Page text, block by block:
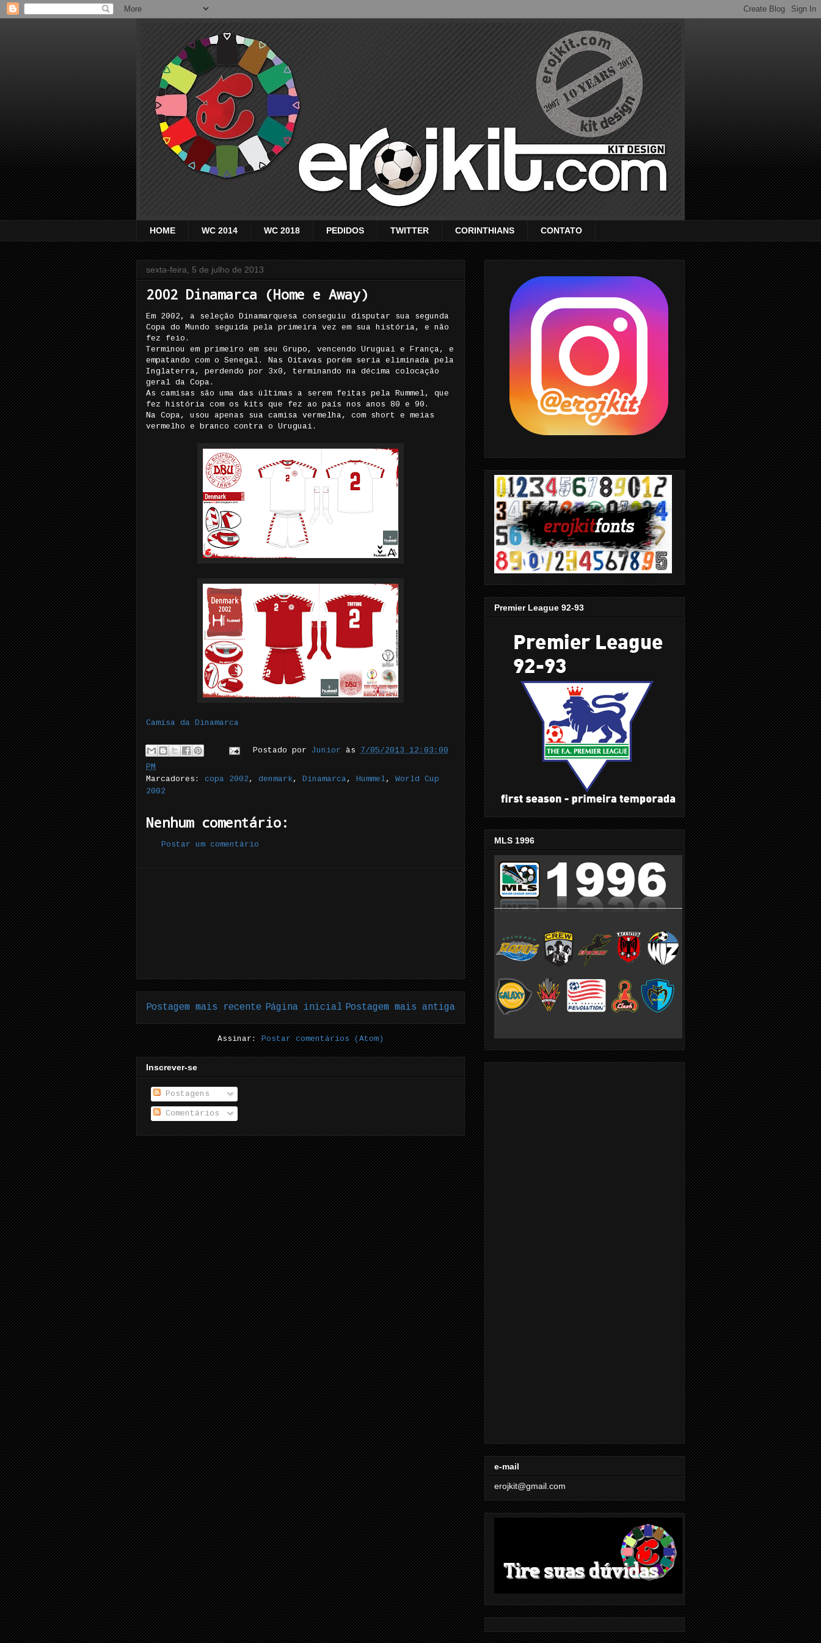
HOME WC 2014 WC 2018 PEDIDOS TWITTER CORINTHIANS CONTATO
sexta-feira, 5 de julho de 2013
2002 Dinamarca (Home e Away)
Em 2002, a seleção Dinamarquesa conseguiu disputar sua segunda
Copa do Mundo seguida pela primeira vez em sua história, e não
fez feio.
Terminou em primeiro em seu Grupo, vencendo Uruguai e França, e
empatando com o Senegal. Nas Oitavas porém seria eliminada pela
Inglaterra, perdendo por 3x0, terminando na décima colocação
geral da Copa.
As camisas são uma das últimas a serem feitas pela Rummel, que
fez história com os kits que fez ao país nos anos 80 e 90.
Na Copa, usou apenas sua camisa vermelha, com short e meias
vermelho e branco contra o Uruguai.
Camisa da Dinamarca
Postado por Junior às 7/05/2013 12:03:00
PM
Marcadores: copa 2002 , denmark, Dinamarca , Hummel, World Cup
2002
Nenhum comentário:
Postar um comentário
Postagem mais recente Postagem mais antiga
Página inicial
Assinar:Postar comentários (Atom)
Inscrever-se
Postagens
Comentários
Premier League 92-93
MLS 1996
e-mail
erojkit@gmail.com